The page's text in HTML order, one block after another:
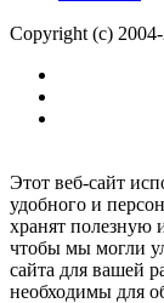
Copyright (c)
Этот веб-сайт
удобного и